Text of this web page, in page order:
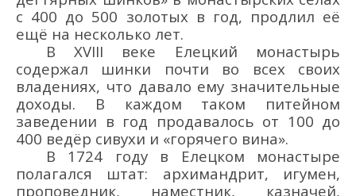
с 400 до 500 золотых в год, продлил её
ещё на несколько лет.
В XVIII веке Елецкий монастырь
содержал шинки почти во всех своих
владениях, что давало ему значительные
доходы. В каждом таком питейном
заведении в год продавалось от 100 до
400 ведёр сивухи и «горячего вина».
В 1724 году в Елецком монастыре
полагался штат: архимандрит, игумен,
проповедник, наместник, казначей,